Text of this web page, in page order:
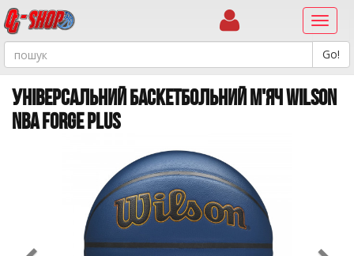
УНІВЕРСАЛЬНИЙ БАСКЕТБОЛЬНИЙ М'ЯЧ WILSON
NBA FORGE PLUS